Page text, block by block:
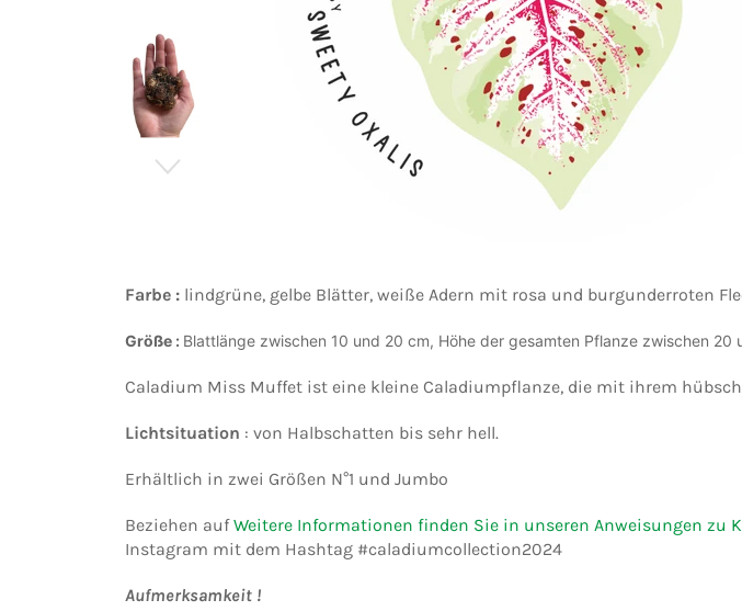
Farbe : lindgrüne, gelbe Blätter, weiße Adern mit rosa und burgunderroten
Größe : Blattlänge zwischen 10 und 20 cm, Höhe der gesamten Pflanze zwischen 20
Caladium Miss Muffet ist eine kleine Caladiumpflanze, die mit ihrem
Lichtsituation : von Halbschatten bis sehr hell.
Erhältlich in zwei Größen N°1 und Jumbo
Beziehen auf Weitere Informationen finden Sie in unseren Anweisungen zu
Instagram mit dem Hashtag #caladiumcollection2024
Aufmerksamkeit !